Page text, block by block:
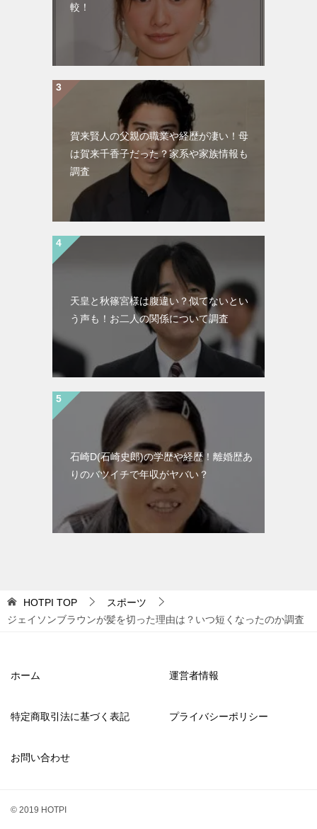
較！
賀来賢人の父親の職業や経歴が凄い！母
は賀来千香子だった？家系や家族情報も
調査
天皇と秋篠宮様は腹違い？似てないとい
う声も！お二人の関係について調査
石崎D(石崎史郎)の学歴や経歴！離婚歴あ
りのバツイチで年収がヤバい？
HOTPI TOP
スポーツ
ジェイソンブラウンが髪を切った理由は？いつ短くなったのか調査
ホーム 運営者情報
特定商取引法に基づく表記 プライバシーポリシー
お問い合わせ
© 2019 HOTPI